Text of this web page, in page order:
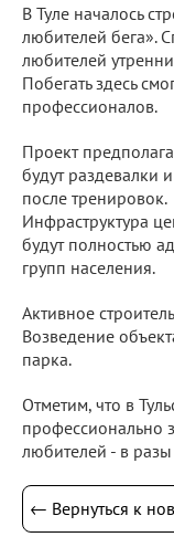
В Туле началось
любителей бега».
любителей
Побегать здесь
профессионалов.
Проект
будут раздевалки
после тренировок.
Инфраструктура
будут полностью
групп населения.
Активное
Возведение
парка.
Отметим, что в
профессионально
любителей - в
← Вернуться к